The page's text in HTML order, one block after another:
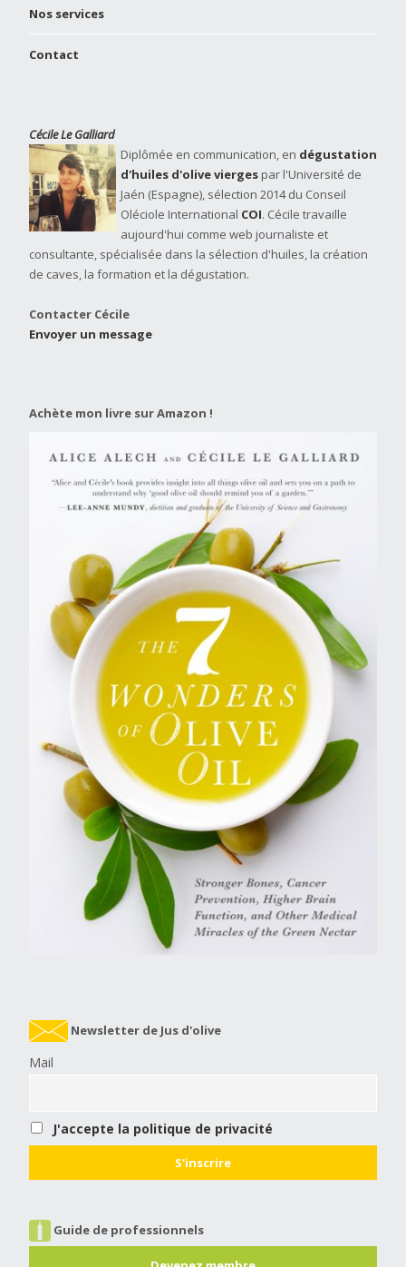
Nos services
Contact
Cécile Le Galliard
Diplômée en communication, en dégustation
d'huiles d'olive vierges par l'Université de
Jaén (Espagne), sélection 2014 du Conseil
Oléciole International COI. Cécile travaille
aujourd'hui comme web journaliste et
consultante, spécialisée dans la sélection d'huiles, la création
de caves, la formation et la dégustation.
Contacter Cécile
Envoyer un message
Achète mon livre sur Amazon !
Newsletter de Jus d'olive
Mail
J'accepte la politique de privacité
Guide de professionnels